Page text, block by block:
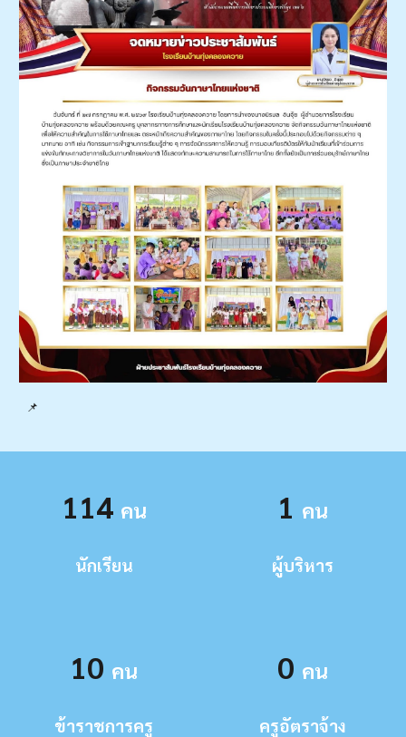
📌
114 คน
นักเรียน
1 คน
ผู้บริหาร
10 คน
ข้าราชการครู
0 คน
ครูอัตราจ้าง